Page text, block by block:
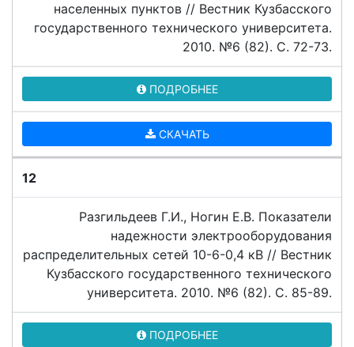
населенных пунктов // Вестник Кузбасского
государственного технического университета.
2010. №6 (82). C. 72-73.
ПОДРОБНЕЕ
СКАЧАТЬ
12
Разгильдеев Г.И., Ногин Е.В. Показатели
надежности электрооборудования
распределительных сетей 10-6-0,4 кВ // Вестник
Кузбасского государственного технического
университета. 2010. №6 (82). C. 85-89.
ПОДРОБНЕЕ